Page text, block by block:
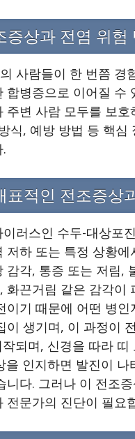
증상과 전염 위
사람들이 한 번쯤 경
합병증으로 이어질 수
주변 사람 모두를 보
식, 예방 방법 등 핵
표적인 전조증상
이러스인 수두-대상
저하 또는 특정 상황
감각, 통증 또는 저림,
화끈거림 같은 감각이
이기 때문에 어떤 병
이 생기며, 이 과정이
되며, 신경을 따라
을 인지하면 발진이
니다. 그러나 이 전조
전문가의 진단이 필요